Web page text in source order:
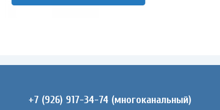
+7 (926) 917-34-74 (многоканальный)